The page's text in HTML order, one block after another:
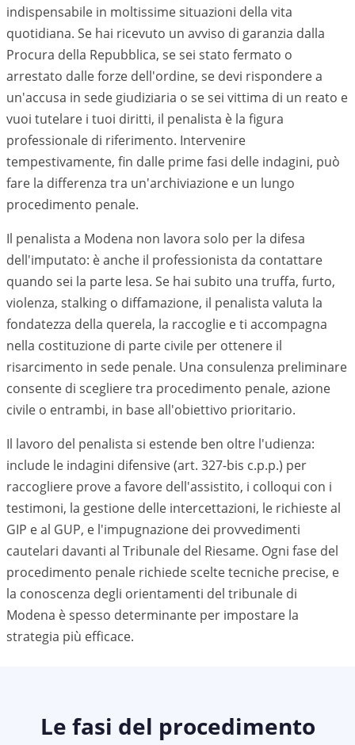
indispensabile in moltissime situazioni della vita
quotidiana. Se hai ricevuto un avviso di garanzia dalla
Procura della Repubblica, se sei stato fermato o
arrestato dalle forze dell'ordine, se devi rispondere a
un'accusa in sede giudiziaria o se sei vittima di un reato e
vuoi tutelare i tuoi diritti, il penalista è la figura
professionale di riferimento. Intervenire
tempestivamente, fin dalle prime fasi delle indagini, può
fare la differenza tra un'archiviazione e un lungo
procedimento penale.
Il penalista a Modena non lavora solo per la difesa
dell'imputato: è anche il professionista da contattare
quando sei la parte lesa. Se hai subito una truffa, furto,
violenza, stalking o diffamazione, il penalista valuta la
fondatezza della querela, la raccoglie e ti accompagna
nella costituzione di parte civile per ottenere il
risarcimento in sede penale. Una consulenza preliminare
consente di scegliere tra procedimento penale, azione
civile o entrambi, in base all'obiettivo prioritario.
Il lavoro del penalista si estende ben oltre l'udienza:
include le indagini difensive (art. 327-bis c.p.p.) per
raccogliere prove a favore dell'assistito, i colloqui con i
testimoni, la gestione delle intercettazioni, le richieste al
GIP e al GUP, e l'impugnazione dei provvedimenti
cautelari davanti al Tribunale del Riesame. Ogni fase del
procedimento penale richiede scelte tecniche precise, e
la conoscenza degli orientamenti del tribunale di
Modena è spesso determinante per impostare la
strategia più efficace.
Le fasi del procedimento